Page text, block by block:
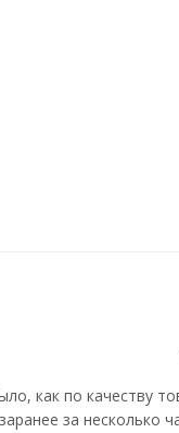
как по качеству
за несколько